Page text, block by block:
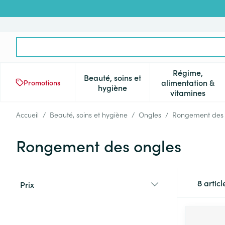
Promotions
Beauté, soins et
hygièneAfficher le sous-menu pour la
Régime,
alimentation &
vitamines
Afficher
Accueil / Beauté, soins et hygiène / Ongles / Rongement
Rongement des ongles
Prix
8